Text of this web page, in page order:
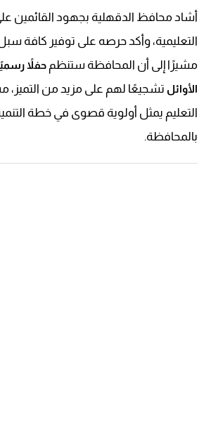
أشاد محافظ الدقهلية بجهود القائمين
التعليمية، وأكد حرصه على توفير كافة
مشيرًا إلى أن المحافظة ستنظم حفلاً
الأوائل تشجيعًا لهم على مزيد من التميز،
التعليم يمثل أولوية قصوى في خطة
بالمحافظة.